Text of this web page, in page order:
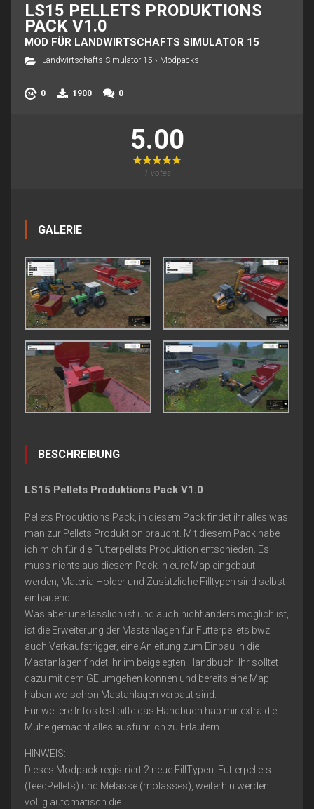
LS15 PELLETS PRODUKTIONS
PACK V1.0
MOD FÜR LANDWIRTSCHAFTS SIMULATOR 15
Landwirtschafts Simulator 15 › Modpacks
0 1900 0
5.00
1 votes
GALERIE
BESCHREIBUNG
LS15 Pellets Produktions Pack V1.0
Pellets Produktions Pack, in diesem Pack findet ihr alles was
man zur Pellets Produktion braucht. Mit diesem Pack habe
ich mich für die Futterpellets Produktion entschieden. Es
muss nichts aus diesem Pack in eure Map eingebaut
werden, MaterialHolder und Zusätzliche Filltypen sind selbst
einbauend.
Was aber unerlässlich ist und auch nicht anders möglich ist,
ist die Erweiterung der Mastanlagen für Futterpellets bwz.
auch Verkaufstrigger, eine Anleitung zum Einbau in die
Mastanlagen findet ihr im beigelegten Handbuch. Ihr solltet
dazu mit dem GE umgehen können und bereits eine Map
haben wo schon Mastanlagen verbaut sind.
Für weitere Infos lest bitte das Handbuch hab mir extra die
Mühe gemacht alles ausführlich zu Erläutern.
HINWEIS:
Dieses Modpack registriert 2 neue FillTypen: Futterpellets
(feedPellets) und Melasse (molasses), weiterhin werden
völlig automatisch die